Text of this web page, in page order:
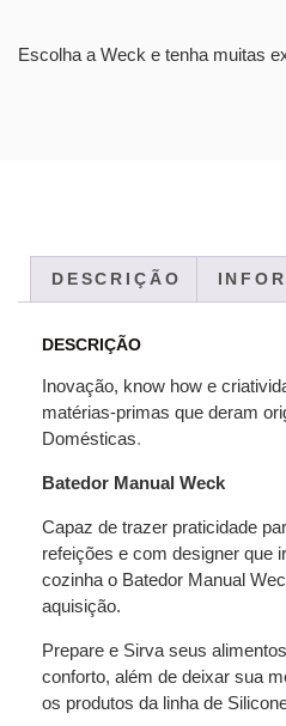
Escolha a Weck e tenha muitas
DESCRIÇÃO
DESCRIÇÃO
Inovação, know how e
matérias-primas que deram
Domésticas.
Batedor Manual Weck
Capaz de trazer praticidade
refeições e com designer que
cozinha o Batedor Manual
aquisição.
Prepare e Sirva seus
conforto, além de deixar sua
os produtos da linha de